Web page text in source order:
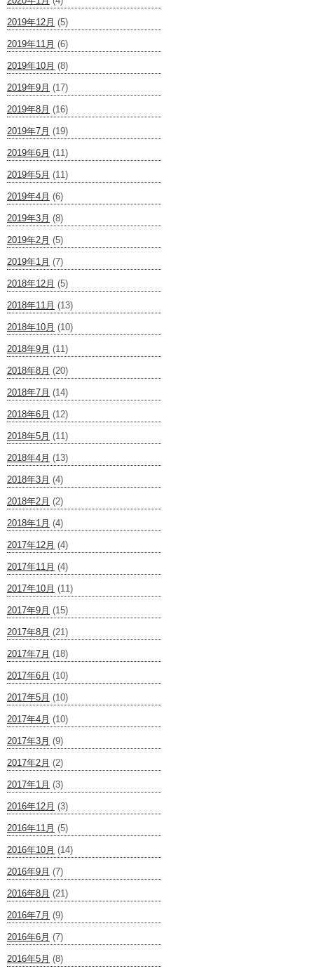
2019年12月 (5)
2019年11月 (6)
2019年10月 (8)
2019年9月 (17)
2019年8月 (16)
2019年7月 (19)
2019年6月 (11)
2019年5月 (11)
2019年4月 (6)
2019年3月 (8)
2019年2月 (5)
2019年1月 (7)
2018年12月 (5)
2018年11月 (13)
2018年10月 (10)
2018年9月 (11)
2018年8月 (20)
2018年7月 (14)
2018年6月 (12)
2018年5月 (11)
2018年4月 (13)
2018年3月 (4)
2018年2月 (2)
2018年1月 (4)
2017年12月 (4)
2017年11月 (4)
2017年10月 (11)
2017年9月 (15)
2017年8月 (21)
2017年7月 (18)
2017年6月 (10)
2017年5月 (10)
2017年4月 (10)
2017年3月 (9)
2017年2月 (2)
2017年1月 (3)
2016年12月 (3)
2016年11月 (5)
2016年10月 (14)
2016年9月 (7)
2016年8月 (21)
2016年7月 (9)
2016年6月 (7)
2016年5月 (8)